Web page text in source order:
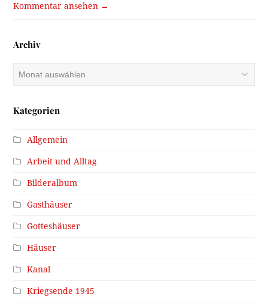
Kommentar ansehen →
Archiv
Archiv
Kategorien
Allgemein
Arbeit und Alltag
Bilderalbum
Gasthäuser
Gotteshäuser
Häuser
Kanal
Kriegsende 1945